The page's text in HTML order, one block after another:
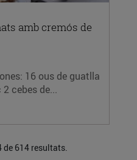
amb cremós de
16 ous de guatlla
cebes de...
de 614 resultats.